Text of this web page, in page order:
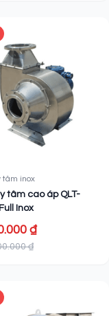
tâm inox
tâm cao áp QLT-
Inox
₫
₫